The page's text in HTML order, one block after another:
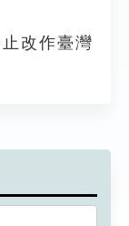
改作臺灣